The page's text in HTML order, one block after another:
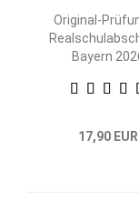
Original-
Bayern
17,90 EUR